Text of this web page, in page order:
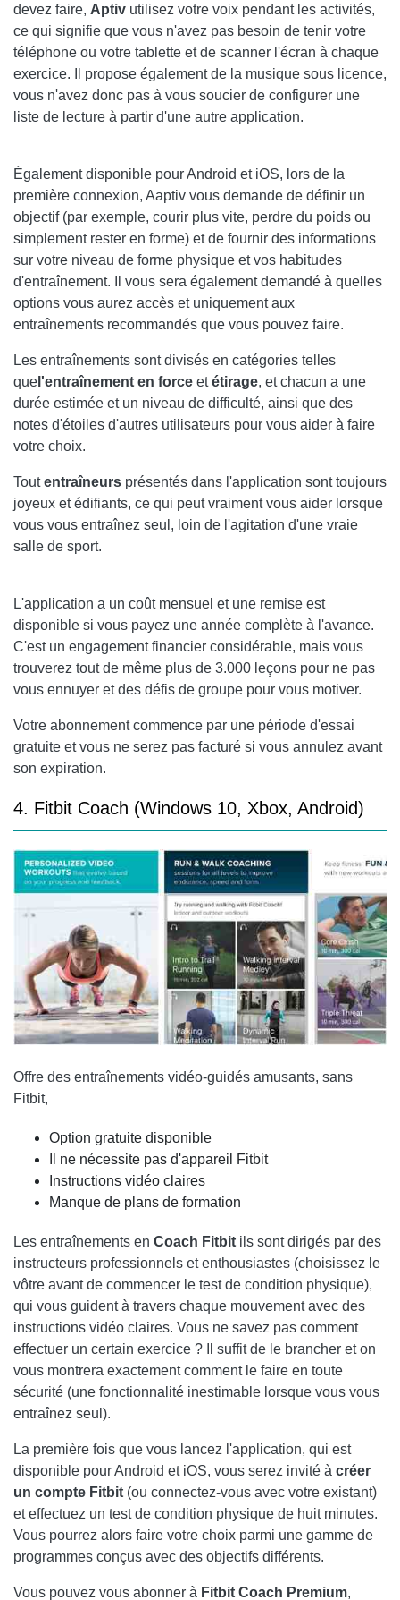
devez faire, Aptiv utilisez votre voix pendant les activités,
ce qui signifie que vous n'avez pas besoin de tenir votre
téléphone ou votre tablette et de scanner l'écran à chaque
exercice. Il propose également de la musique sous licence,
vous n'avez donc pas à vous soucier de configurer une
liste de lecture à partir d'une autre application.
Également disponible pour Android et iOS, lors de la
première connexion, Aaptiv vous demande de définir un
objectif (par exemple, courir plus vite, perdre du poids ou
simplement rester en forme) et de fournir des informations
sur votre niveau de forme physique et vos habitudes
d'entraînement. Il vous sera également demandé à quelles
options vous aurez accès et uniquement aux
entraînements recommandés que vous pouvez faire.
Les entraînements sont divisés en catégories telles
que l'entraînement en force etétirage, et chacun a une
durée estimée et un niveau de difficulté, ainsi que des
notes d'étoiles d'autres utilisateurs pour vous aider à faire
votre choix.
Toutentraîneurs présentés dans l'application sont toujours
joyeux et édifiants, ce qui peut vraiment vous aider lorsque
vous vous entraînez seul, loin de l'agitation d'une vraie
salle de sport.
L'application a un coût mensuel et une remise est
disponible si vous payez une année complète à l'avance.
C'est un engagement financier considérable, mais vous
trouverez tout de même plus de 3.000 leçons pour ne pas
vous ennuyer et des défis de groupe pour vous motiver.
Votre abonnement commence par une période d'essai
gratuite et vous ne serez pas facturé si vous annulez avant
son expiration.
4. Fitbit Coach (Windows 10, Xbox, Android)
Offre des entraînements vidéo-guidés amusants, sans
Fitbit,
Option gratuite disponible
Il ne nécessite pas d'appareil Fitbit
Instructions vidéo claires
Manque de plans de formation
Les entraînements en Coach Fitbit ils sont dirigés par des
instructeurs professionnels et enthousiastes (choisissez le
vôtre avant de commencer le test de condition physique),
qui vous guident à travers chaque mouvement avec des
instructions vidéo claires. Vous ne savez pas comment
effectuer un certain exercice ? Il suffit de le brancher et on
vous montrera exactement comment le faire en toute
sécurité (une fonctionnalité inestimable lorsque vous vous
entraînez seul).
La première fois que vous lancez l'application, qui est
disponible pour Android et iOS, vous serez invité à créer
un compte Fitbit (ou connectez-vous avec votre existant)
et effectuez un test de condition physique de huit minutes.
Vous pourrez alors faire votre choix parmi une gamme de
programmes conçus avec des objectifs différents.
Vous pouvez vous abonner à Fitbit Coach Premium,